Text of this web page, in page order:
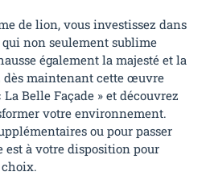
de lion, vous investissez dans
non seulement sublime
également la majesté et la
maintenant cette œuvre
La Belle Façade » et découvrez
votre environnement.
ou pour passer
est à votre disposition pour